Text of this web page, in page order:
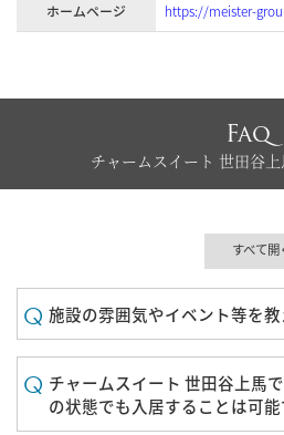
ホームページ
https://meister-
Faq
チャームスイート 世田谷
すべて開
施設の雰囲気やイベント等を教
チャームスイート 世田谷上馬
の状態でも入居することは可能